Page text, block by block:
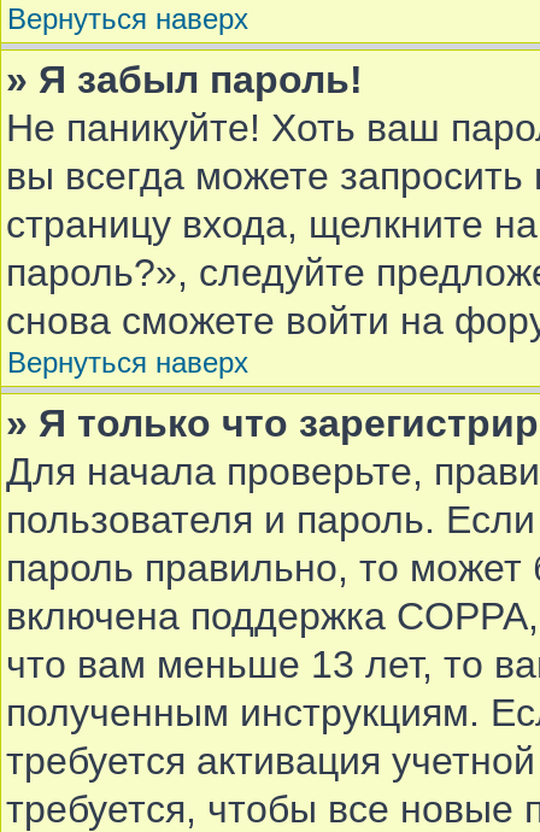
Вернуться наверх
» Я забыл пароль!
Не паникуйте! Хоть ваш
вы всегда можете
страницу входа, щелкните
пароль?», следуйте
снова сможете войти на
Вернуться наверх
» Я только что
Для начала проверьте,
пользователя и пароль.
пароль правильно, то
включена поддержка
что вам меньше 13 лет, то
полученным инструкциям.
требуется активация
требуется, чтобы все новые